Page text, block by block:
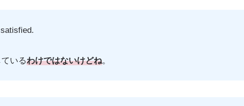
satisfied.
いるわけではないけどね。